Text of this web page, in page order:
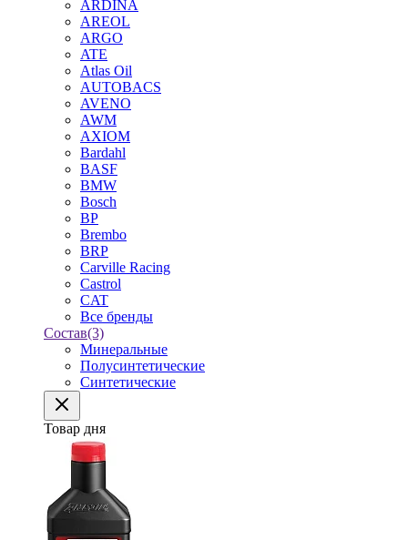
ARDINA
AREOL
ARGO
ATE
Atlas Oil
AUTOBACS
AVENO
AWM
AXIOM
Bardahl
BASF
BMW
Bosch
BP
Brembo
BRP
Carville Racing
Castrol
CAT
Все бренды
Состав(3)
Минеральные
Полусинтетические
Синтетические
Товар дня